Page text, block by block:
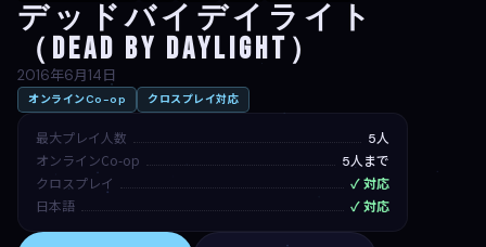
デッドバイデイライト
（Dead by Daylight）
2016年6月14日
オンラインCo-op クロスプレイ対応
最大プレイ人数 5人
オンラインCo-op 5人まで
クロスプレイ ✓ 対応
日本語 ✓ 対応